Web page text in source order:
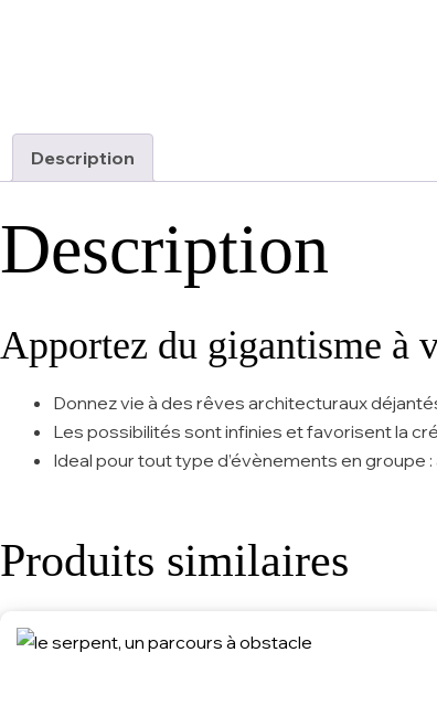
Description
Description
Apportez du gigantisme à
Donnez vie à des rêves architecturaux
Les possibilités sont infinies et favorisent la
Ideal pour tout type d’évènements en groupe
Produits similaires